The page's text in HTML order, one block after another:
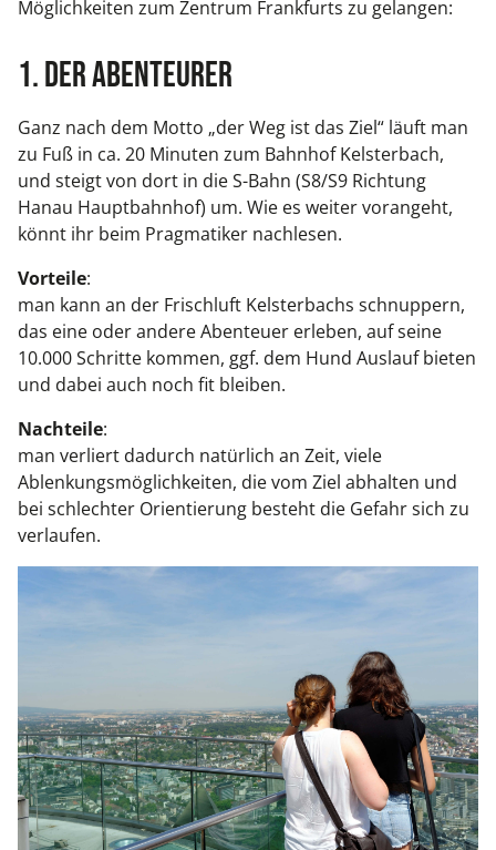
Möglichkeiten zum Zentrum Frankfurts zu gelangen:
1. Der Abenteurer
Ganz nach dem Motto „der Weg ist das Ziel“ läuft man
zu Fuß in ca. 20 Minuten zum Bahnhof Kelsterbach,
und steigt von dort in die S-Bahn (S8/S9 Richtung
Hanau Hauptbahnhof) um. Wie es weiter vorangeht,
könnt ihr beim Pragmatiker nachlesen.
Vorteile:
man kann an der Frischluft Kelsterbachs schnuppern,
das eine oder andere Abenteuer erleben, auf seine
10.000 Schritte kommen, ggf. dem Hund Auslauf bieten
und dabei auch noch fit bleiben.
Nachteile:
man verliert dadurch natürlich an Zeit, viele
Ablenkungsmöglichkeiten, die vom Ziel abhalten und
bei schlechter Orientierung besteht die Gefahr sich zu
verlaufen.